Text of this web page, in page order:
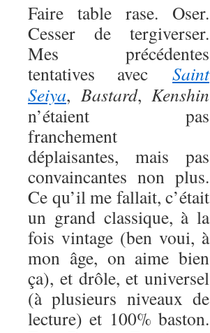
Faire table rase. Oser.
Cesser de tergiverser.
Mes précédentes
tentatives avec Saint
Seiya, Bastard, Kenshin
n’étaient pas
franchement
déplaisantes, mais pas
convaincantes non plus.
Ce qu’il me fallait, c’était
un grand classique, à la
fois vintage (ben voui, à
mon âge, on aime bien
ça), et drôle, et universel
(à plusieurs niveaux de
lecture) et 100% baston.